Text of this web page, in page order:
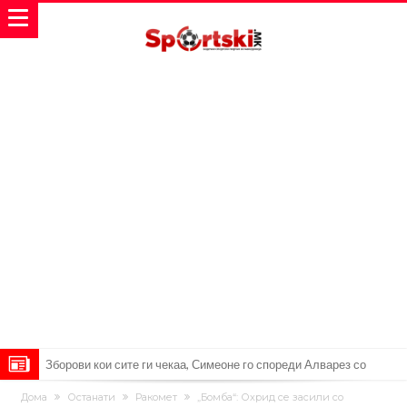
Зборови кои сите ги чекаа, Симеоне го спореди Алварез со
Гризман
Реал Мадрид ја прекинува потрагата по нов играч за врска
Дома Останати Ракомет
„Бомба“: Охрид се засили со